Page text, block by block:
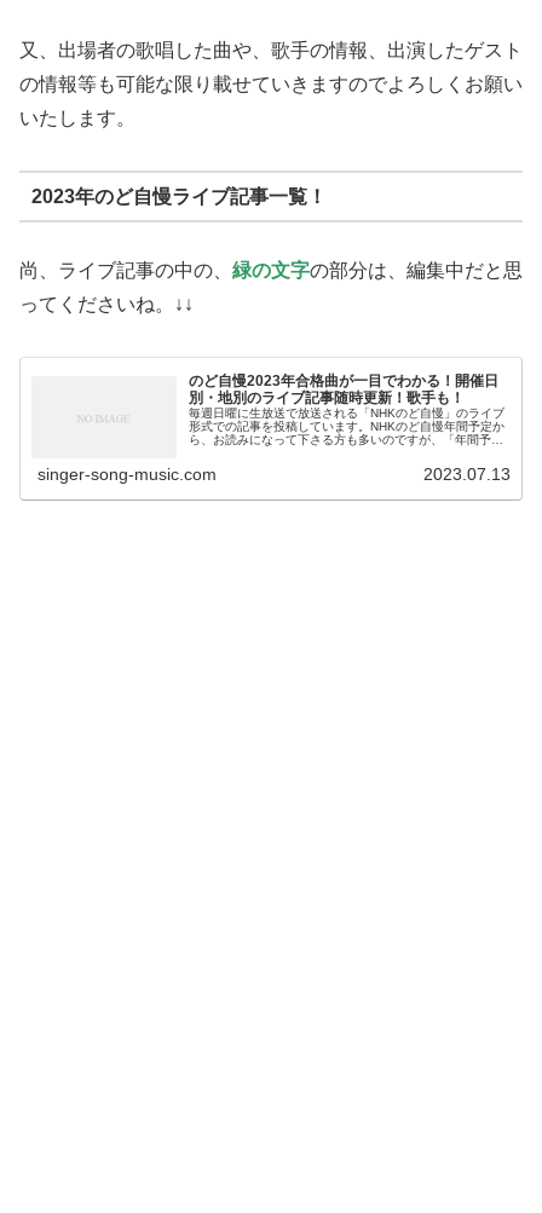
又、出場者の歌唱した曲や、歌手の情報、出演したゲスト
の情報等も可能な限り載せていきますのでよろしくお願い
いたします。
2023年のど自慢ライブ記事一覧！
尚、ライブ記事の中の、 緑の文字の部分は、編集中だと思
ってくださいね。↓↓
のど自慢2023年合格曲が一目でわかる！開催日
別・地別のライブ記事随時更新！歌手も！
毎週日曜に生放送で放送される「NHKのど自慢」のライブ
形式での記事を投稿しています。NHKのど自慢年間予定か
ら、お読みになって下さる方も多いのですが、「年間予定
singer-song-music.com 2023.07.13